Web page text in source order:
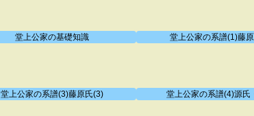
堂上公家の基礎知識 堂上公家の系譜(1)藤
堂上公家の系譜(3)藤原氏(3) 堂上公家の系譜(4)源氏